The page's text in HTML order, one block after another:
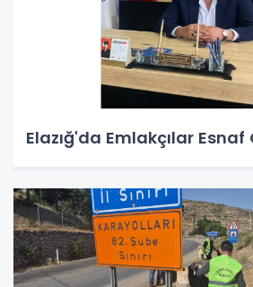
Elazığ'da Emlakçılar